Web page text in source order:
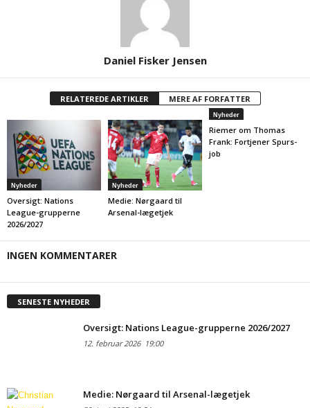
Daniel Fisker Jensen
RELATEREDE ARTIKLER MERE AF FORFATTER
Nyheder
Oversigt: Nations
League-grupperne
2026/2027
Nyheder
Medie: Nørgaard til
Arsenal-lægetjek
Nyheder
Riemer om Thomas
Frank: Fortjener Spurs-
job
INGEN KOMMENTARER
SENESTE NYHEDER
Oversigt: Nations League-grupperne 2026/2027
12. februar 202619:00
Medie: Nørgaard til Arsenal-lægetjek